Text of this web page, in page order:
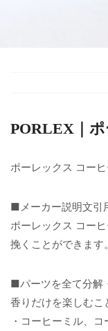
PORLEX｜
ポーレックス コー
■メーカー説明文引
ポーレックス コー
挽くことができます。
■パーツを全て分解
香りだけを楽しむこ
・コーヒーミル、